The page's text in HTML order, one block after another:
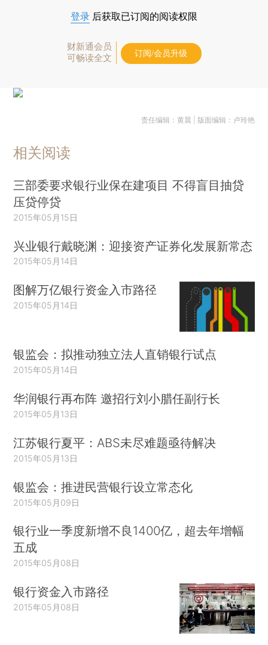
登录 后获取已订阅的阅读权限
财新通会员
可畅读全文
订阅/会员升级
责任编辑：黄晨 | 版面编辑：卢玲艳
相关阅读
三部委要求银行业保在建项目 不得盲目抽贷
压贷停贷
2015年05月15日
兴业银行戴晓渊：迎接资产证券化发展新常态
2015年05月14日
图解万亿银行资金入市路径
2015年05月14日
银监会：拟推动独立法人直销银行试点
2015年05月14日
华润银行再布阵 邀招行刘小腊任副行长
2015年05月13日
江苏银行夏平：ABS未尽难题亟待解决
2015年05月13日
银监会：推进民营银行设立常态化
2015年05月09日
银行业一季度新增不良1400亿，超去年增幅
五成
2015年05月08日
银行资金入市路径
2015年05月08日